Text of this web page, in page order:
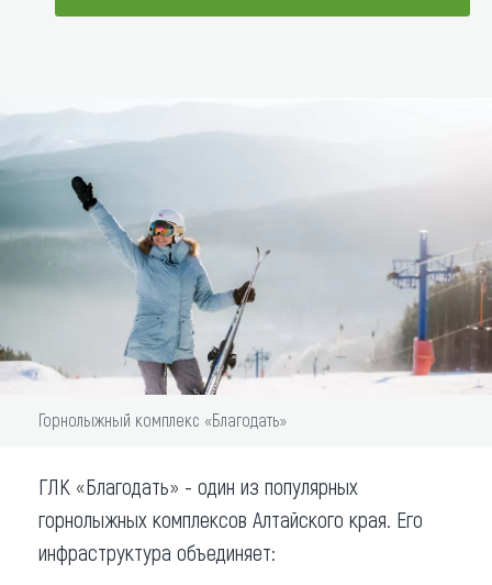
Коллекция впечатлений
Другие рубрики
Горнолыжный комплекс «Благодать»
ГЛК «Благодать» - один из популярных
горнолыжных комплексов Алтайского края. Его
инфраструктура объединяет: